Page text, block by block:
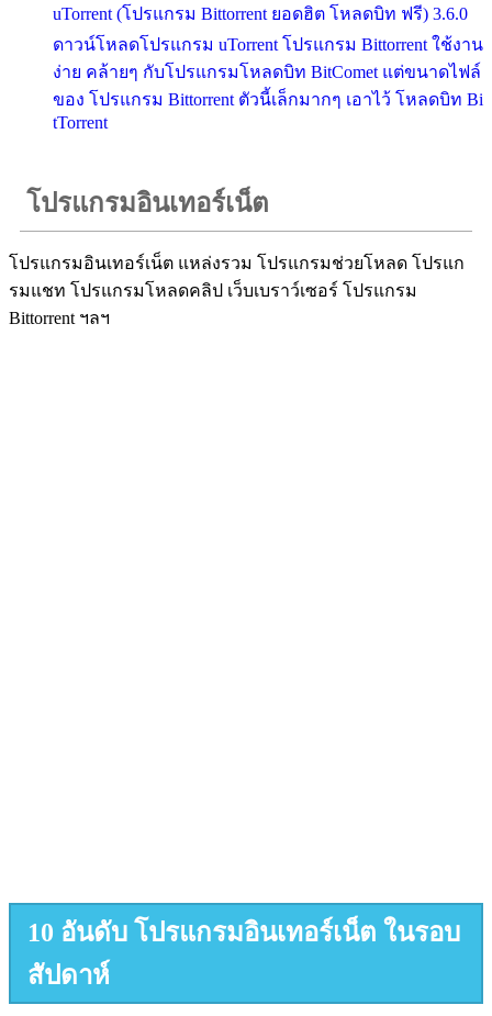
uTorrent (โปรแกรม Bittorrent ยอดฮิต โหลดบิท ฟรี) 3.6.0
ดาวน์โหลดโปรแกรม uTorrent โปรแกรม Bittorrent ใช้งาน
ง่าย คล้ายๆ กับโปรแกรมโหลดบิท BitComet แต่ขนาดไฟล์
ของ โปรแกรม Bittorrent ตัวนี้เล็กมากๆ เอาไว้ โหลดบิท Bi
tTorrent
โปรแกรมอินเทอร์เน็ต
โปรแกรมอินเทอร์เน็ต แหล่งรวม โปรแกรมช่วยโหลด โปรแก
รมแชท โปรแกรมโหลดคลิป เว็บเบราว์เซอร์ โปรแกรม
Bittorrent ฯลฯ
10 อันดับ โปรแกรมอินเทอร์เน็ต ในรอบ
สัปดาห์